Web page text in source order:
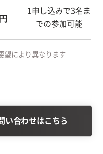
1申し込みで3名ま
での参加可能
望により異なります
い合わせはこちら